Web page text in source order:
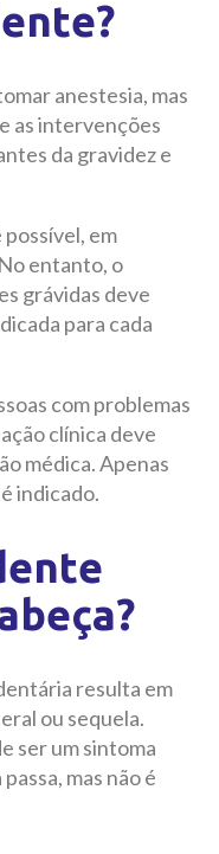
anestesia, mas
as intervenções
da gravidez e
em
entanto, o
grávidas deve
para cada
com problemas
clínica deve
médica. Apenas
indicado.
resulta em
ou sequela.
ser um sintoma
mas não é